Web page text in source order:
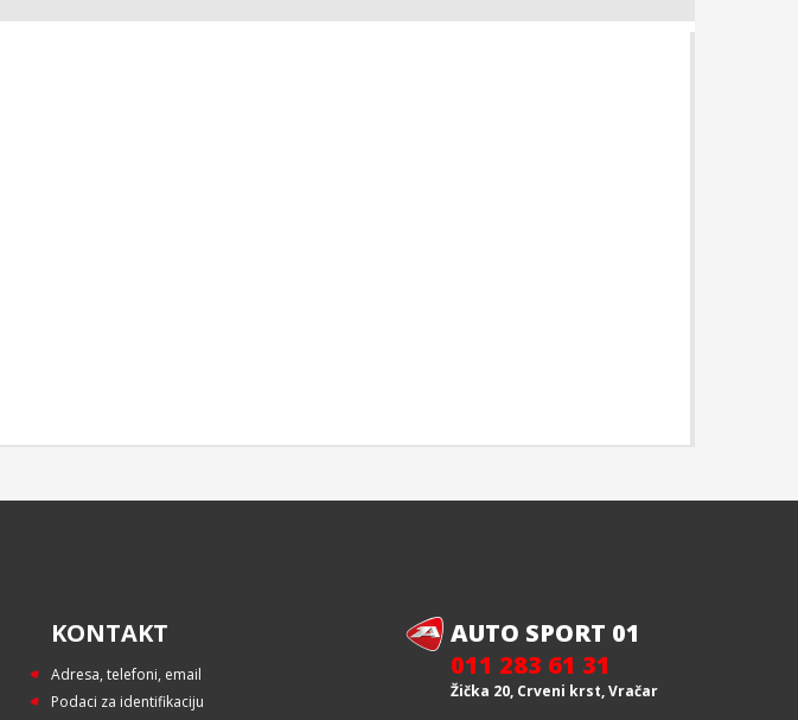
KONTAKT
Adresa, telefoni, email
Podaci za identifikaciju
AUTO SPORT 01
011 283 61 31
Žička 20, Crveni krst, Vračar